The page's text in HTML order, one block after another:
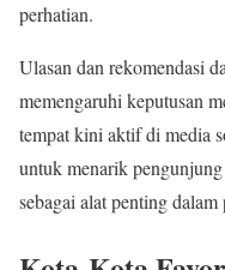
perhatian.
Ulasan dan rekomendasi
memengaruhi keputusan
tempat kini aktif di media
untuk menarik
sebagai alat penting